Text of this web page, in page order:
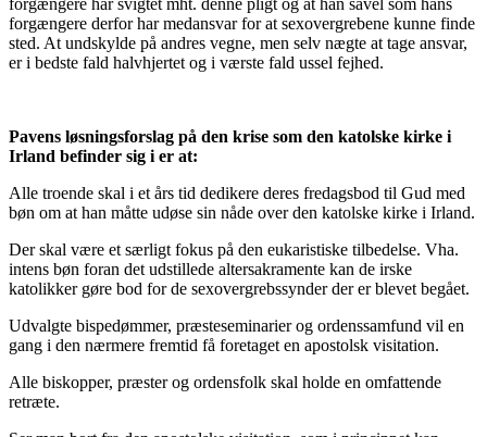
forgængere derfor har medansvar for at sexovergrebene kunne finde
sted. At undskylde på andres vegne, men selv nægte at tage ansvar,
er i bedste fald halvhjertet og i værste fald ussel fejhed.
Pavens løsningsforslag på den krise som den katolske kirke i
Irland befinder sig i er at:
Alle troende skal i et års tid dedikere deres fredagsbod til Gud med
bøn om at han måtte udøse sin nåde over den katolske kirke i Irland.
Der skal være et særligt fokus på den eukaristiske tilbedelse. Vha.
intens bøn foran det udstillede altersakramente kan de irske
katolikker gøre bod for de sexovergrebssynder der er blevet begået.
Udvalgte bispedømmer, præsteseminarier og ordenssamfund vil en
gang i den nærmere fremtid få foretaget en apostolsk visitation.
Alle biskopper, præster og ordensfolk skal holde en omfattende
retræte.